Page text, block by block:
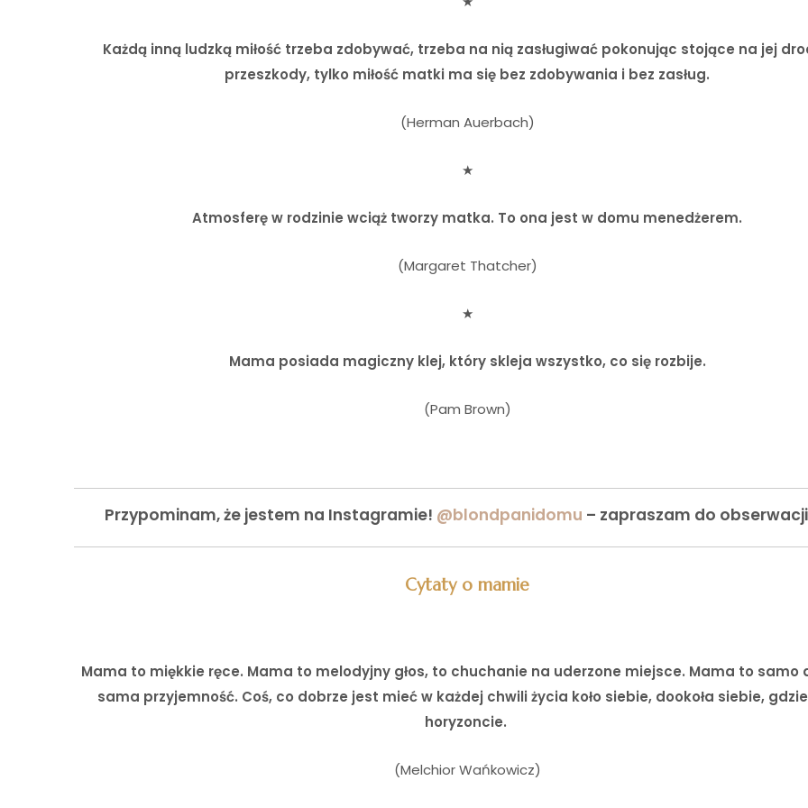
Każdą inną ludzką miłość trzeba zdobywać, trzeba na nią zasługiwać pokonując stojące na jej
przeszkody, tylko miłość matki ma się bez zdobywania i bez zasług.
(Herman Auerbach)
★
Atmosferę w rodzinie wciąż tworzy matka. To ona jest w domu menedżerem.
(Margaret Thatcher)
★
Mama posiada magiczny klej, który skleja wszystko, co się rozbije.
(Pam Brown)
Przypominam, że jestem na Instagramie! @blondpanidomu – zapraszam do
Cytaty o mamie
Mama to miękkie ręce. Mama to melodyjny głos, to chuchanie na uderzone miejsce. Mama to samo
sama przyjemność. Coś, co dobrze jest mieć w każdej chwili życia koło siebie, dookoła siebie,
horyzoncie.
(Melchior Wańkowicz)